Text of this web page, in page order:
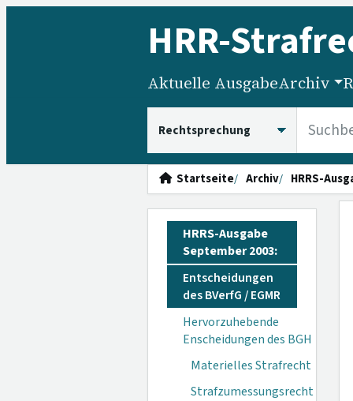
HRR-
Aktuelle AusgabeArchiv
Startseite Archiv HRRS-
HRRS-Ausgabe
September 2003:
Entscheidungen
des BVerfG / EGMR
Hervorzuhebende
Enscheidungen des BGH
Materielles Strafrecht
Strafzumessungsrecht